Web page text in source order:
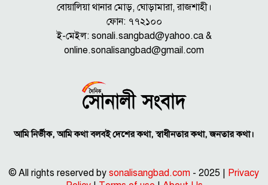
বোয়ালিয়া থানার মোড়, ঘোড়ামারা, রাজশাহী।
ফোন: ৭৭২১০০
ই-মেইল: sonali.sangbad@yahoo.ca &
online.sonalisangbad@gmail.com
আমি নির্ভীক, আমি কথা বলবই দেশের কথা, স্বাধীনতার কথা, জনতার কথা।
© All rights reserved by sonalisangbad.com - 2025 | Privacy